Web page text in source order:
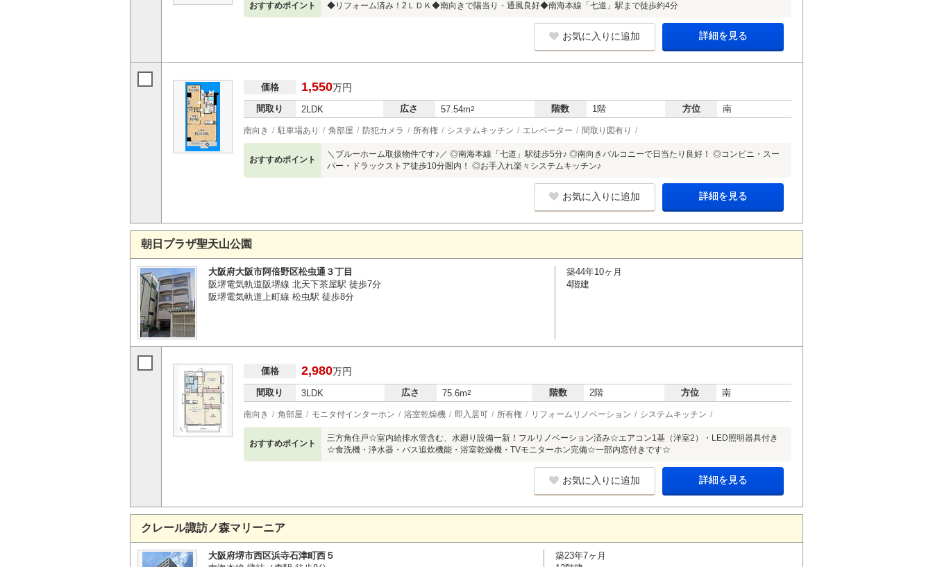
おすすめポイント ◆リフォーム済み！2ＬＤＫ◆南向きで陽当り・通風良好◆南海本線「七道」駅まで徒歩約4分
お気に入りに追加 詳細を見る
価格 1,550万円
間取り 2LDK 広さ 57.54m2 階数 1階 方位 南
南向き 駐車場あり 角部屋 防犯カメラ 所有権 システムキッチン エレベーター 間取り図有り
おすすめポイント
＼ブルーホーム取扱物件です♪／ ◎南海本線「七道」駅徒歩5分♪ ◎南向きバルコニーで日当たり良好！ ◎コンビニ・スー
パー・ドラックストア徒歩10分圏内！ ◎お手入れ楽々システムキッチン♪
お気に入りに追加 詳細を見る
朝日プラザ聖天山公園
大阪府大阪市阿倍野区松虫通３丁目
阪堺電気軌道阪堺線 北天下茶屋駅 徒歩7分
阪堺電気軌道上町線 松虫駅 徒歩8分
築44年10ヶ月
4階建
価格 2,980万円
間取り 3LDK 広さ 75.6m2 階数 2階 方位 南
南向き 角部屋 モニタ付インターホン 浴室乾燥機 即入居可 所有権 リフォームリノベーション システムキッチン
おすすめポイント
三方角住戸☆室内給排水管含む、水廻り設備一新！フルリノベーション済み☆エアコン1基（洋室2）・LED照明器具付き
☆食洗機・浄水器・バス追炊機能・浴室乾燥機・TVモニターホン完備☆一部内窓付きです☆
お気に入りに追加 詳細を見る
クレール諏訪ノ森マリーニア
大阪府堺市西区浜寺石津町西５
築23年7ヶ月